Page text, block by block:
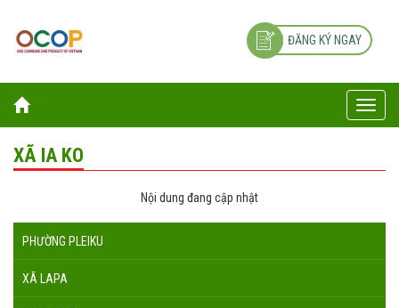
ĐĂNG KÝ NGAY
Toggle
XÃ IA KO
Nội dung đang cập nhật
PHƯỜNG PLEIKU
XÃ LAPA